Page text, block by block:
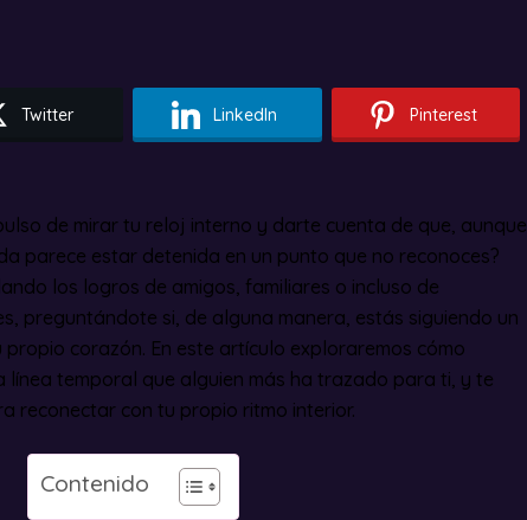
Twitter LinkedIn Pinterest
de mirar tu reloj interno y darte cuenta de que, aunque
parece estar detenida en un punto que no reconoces?
los logros de amigos, familiares o incluso de
preguntándote si, de alguna manera, estás siguiendo un
corazón. En este artículo exploraremos cómo
línea temporal que alguien más ha trazado para ti, y te
reconectar con tu propio ritmo interior.
Contenido